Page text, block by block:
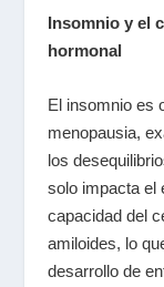
Insomnio y el
hormonal
El insomnio es
menopausia,
los
solo impacta el
capacidad del
amiloides, lo
desarrollo de